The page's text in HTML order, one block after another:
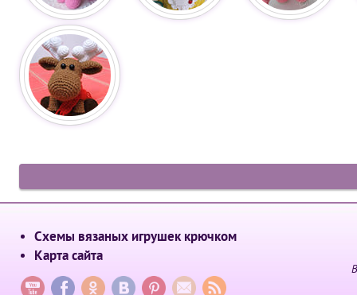
Схемы вязаных игрушек крючком
Карта сайта